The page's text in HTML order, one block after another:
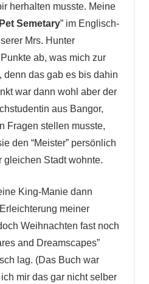
herhalten musste. Meine
Semetary” im Englisch-
Mrs. Hunter
ab, was mich zur
denn das gab es bis dahin
war dann wohl aber der
aus Bangor,
Fragen stellen musste,
den “Meister” persönlich
gleichen Stadt wohnte.
King-Manie dann
meiner
Weihnachten fast noch
and Dreamscapes”
lag. (Das Buch war
mir das gar nicht selber